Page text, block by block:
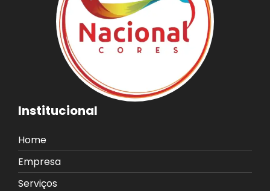
Institucional
Home
Empresa
Serviços